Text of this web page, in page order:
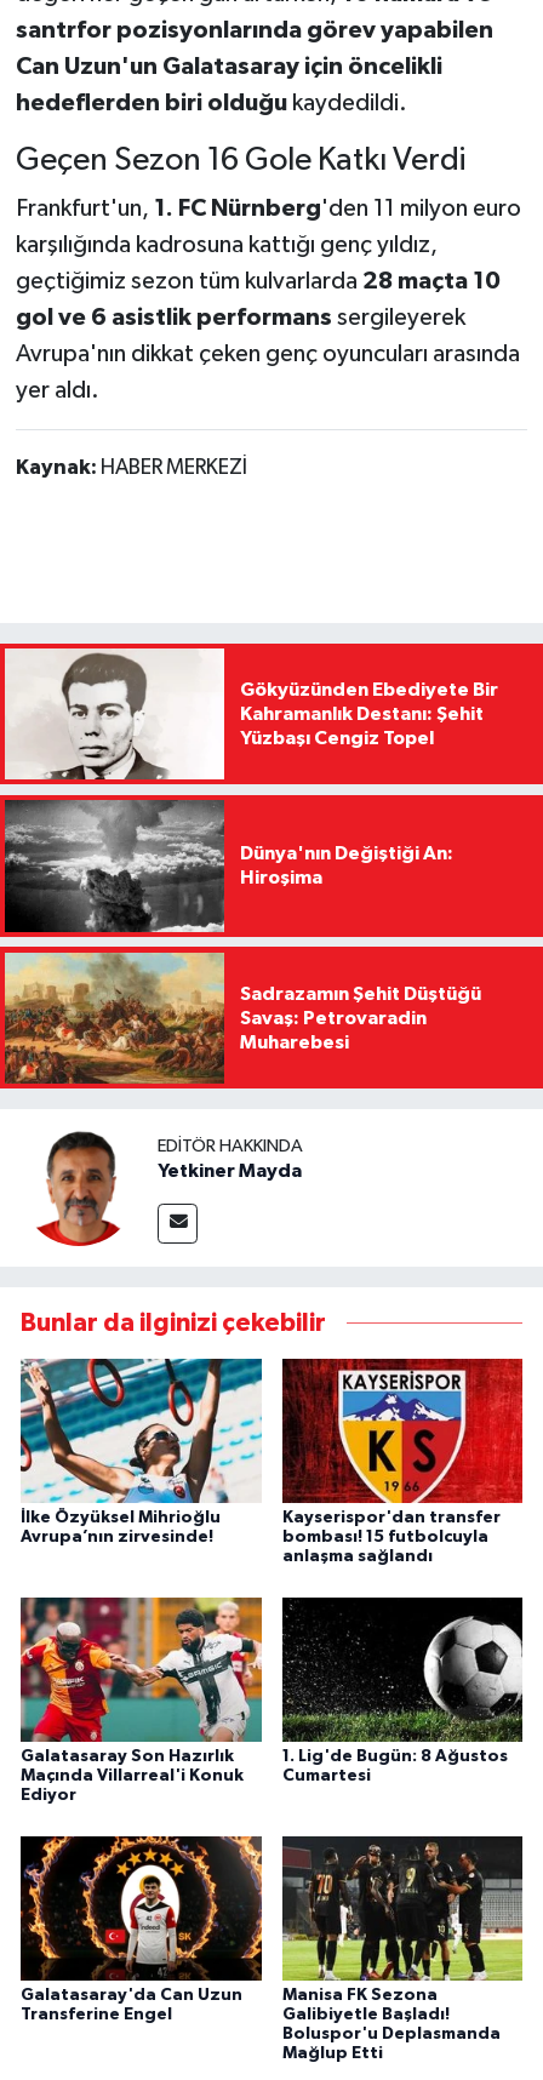
santrfor pozisyonlarında görev yapabilen
Can Uzun'un Galatasaray için öncelikli
hedeflerden biri olduğukaydedildi.
Geçen Sezon 16 Gole Katkı Verdi
Frankfurt'un, 1. FC Nürnberg'den 11 milyon euro
karşılığında kadrosuna kattığı genç yıldız,
geçtiğimiz sezon tüm kulvarlarda 28 maçta 10
gol ve 6 asistlik performans sergileyerek
Avrupa'nın dikkat çeken genç oyuncuları arasında
yer aldı.
Kaynak: HABER MERKEZİ
Gökyüzünden Ebediyete Bir
Kahramanlık Destanı: Şehit
Yüzbaşı Cengiz Topel
Dünya'nın Değiştiği An:
Hiroşima
Sadrazamın Şehit Düştüğü
Savaş: Petrovaradin
Muharebesi
EDITÖR HAKKINDA
Yetkiner Mayda
Bunlar da ilginizi çekebilir
İlke Özyüksel Mihrioğlu
Avrupa’nın zirvesinde!
Kayserispor'dan transfer
bombası! 15 futbolcuyla
anlaşma sağlandı
Galatasaray Son Hazırlık
Maçında Villarreal'i Konuk
Ediyor
1. Lig'de Bugün: 8 Ağustos
Cumartesi
Galatasaray'da Can Uzun
Transferine Engel
Manisa FK Sezona
Galibiyetle Başladı!
Boluspor'u Deplasmanda
Mağlup Etti